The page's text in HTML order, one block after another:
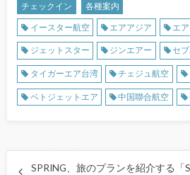
チェックイン
各種案内
イースター航空
エアアジア エ
ジェットスター ジンエアー セ
タイガーエア台湾 チェジュ航空
ベトジェットエア 中国聯合航空
SPRING、旅のプランを紹介する「